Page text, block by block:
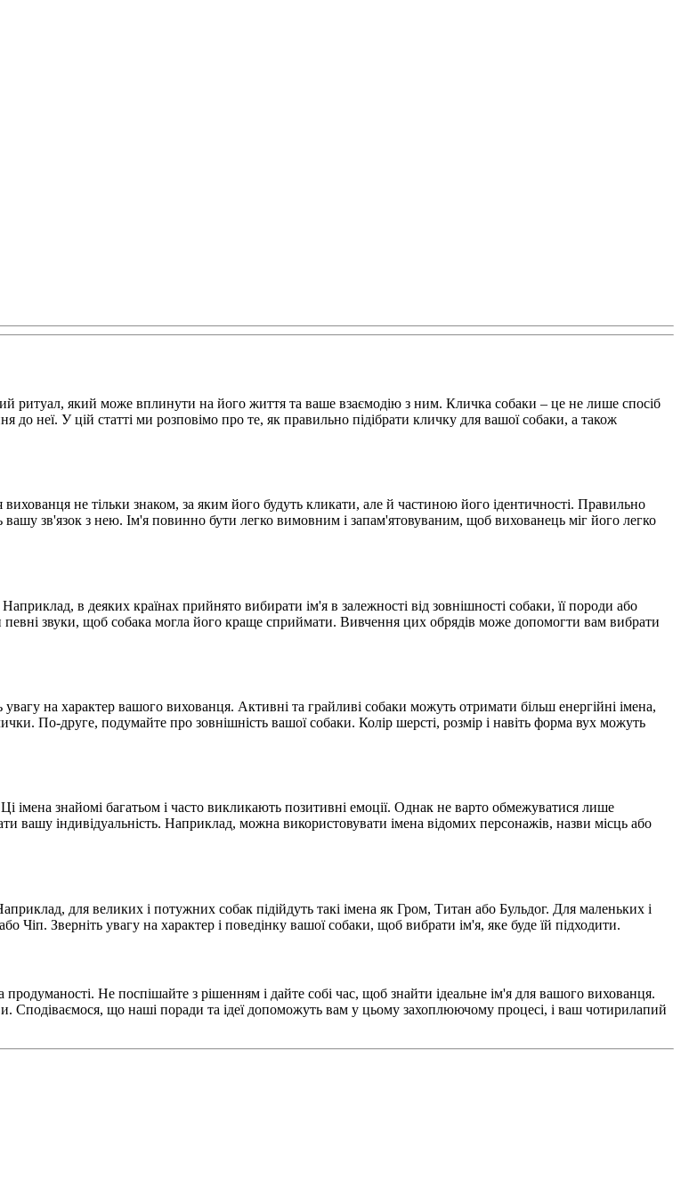
ритуал, який може вплинути на його життя та ваше взаємодію з ним. Кличка собаки – це не лише спосіб
до неї. У цій статті ми розповімо про те, як правильно підібрати кличку для вашої собаки, а також
не тільки знаком, за яким його будуть кликати, але й частиною його ідентичності. Правильно
зв'язок з нею. Ім'я повинно бути легко вимовним і запам'ятовуваним, щоб вихованець міг його легко
в деяких країнах прийнято вибирати ім'я в залежності від зовнішності собаки, її породи або
певні звуки, щоб собака могла його краще сприймати. Вивчення цих обрядів може допомогти вам вибрати
на характер вашого вихованця. Активні та грайливі собаки можуть отримати більш енергійні імена,
По-друге, подумайте про зовнішність вашої собаки. Колір шерсті, розмір і навіть форма вух можуть
знайомі багатьом і часто викликають позитивні емоції. Однак не варто обмежуватися лише
вашу індивідуальність. Наприклад, можна використовувати імена відомих персонажів, назви місць або
для великих і потужних собак підійдуть такі імена як Гром, Титан або Бульдог. Для маленьких і
Зверніть увагу на характер і поведінку вашої собаки, щоб вибрати ім'я, яке буде їй підходити.
Не поспішайте з рішенням і дайте собі час, щоб знайти ідеальне ім'я для вашого вихованця.
що наші поради та ідеї допоможуть вам у цьому захоплюючому процесі, і ваш чотирилапий